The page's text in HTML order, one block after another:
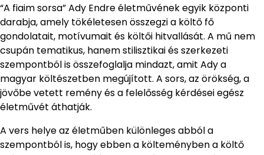
“A fiaim sorsa” Ady Endre életművének egyik központi
darabja, amely tökéletesen összegzi a költő fő
gondolatait, motívumait és költői hitvallását. A mű nem
csupán tematikus, hanem stilisztikai és szerkezeti
szempontból is összefoglalja mindazt, amit Ady a
magyar költészetben megújított. A sors, az örökség, a
jövőbe vetett remény és a felelősség kérdései egész
életművét áthatják.
A vers helye az életműben különleges abból a
szempontból is, hogy ebben a költeményben a költő